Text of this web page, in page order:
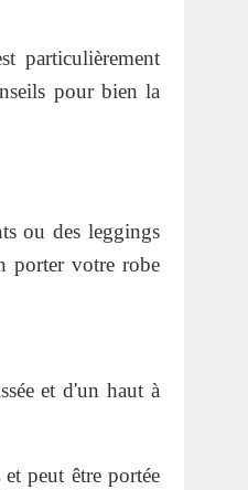
particulièrement
pour bien la
ou des leggings
porter votre robe
et d'un haut à
peut être portée